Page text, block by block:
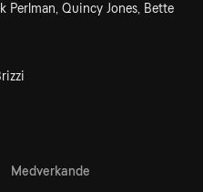
Perlman, Quincy Jones, Bette
Medverkande